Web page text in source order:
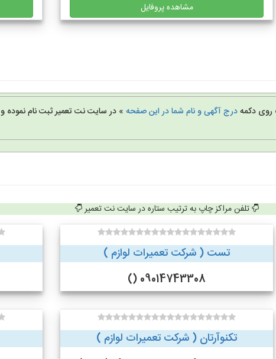
مشاهده پروفایل
روی دکمهدرج آگهی و نام شما در این صفحه » در سایت نت تعمیر ثبت نام نموده و
تلفن مراکز چاپ به ترتیب ستاره در سایت نت تعمیر
تست ( شرکت تعمیرات لوازم )
09014743308 ()
تکنوآرتان ( شرکت تعمیرات لوازم )